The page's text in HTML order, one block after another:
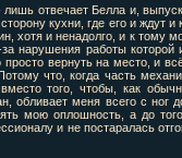
отвечает Белла и,
кухни, где его и ждут и
хотя и ненадолго, и к тому
нарушения работы которой
вернуть на место, и
что, когда часть
того, чтобы, как
обливает меня всего с ног
мою оплошность, а до
и не постаралась